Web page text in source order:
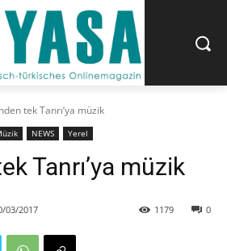
tek Tanrı’ya müzik
NEWS Yerel
Tanrı’ya müzik
03/2017 0
1179